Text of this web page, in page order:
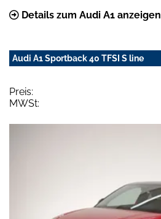
Details zum Audi A1 anzeigen
Audi A1 Sportback 40 TFSI S line
Preis:
MWSt: